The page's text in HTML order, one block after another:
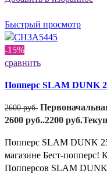
Быстрый просмотр
-15%
сравнить
Попперс SLAM DUNK
2600руб.
2600 руб..2200 руб.
Попперс SLAM DUNK
магазине Бест-попперс!
Попперсов SLAM